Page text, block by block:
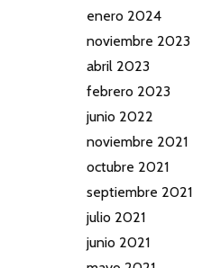
enero 2024
noviembre 2023
abril 2023
febrero 2023
junio 2022
noviembre 2021
octubre 2021
septiembre 2021
julio 2021
junio 2021